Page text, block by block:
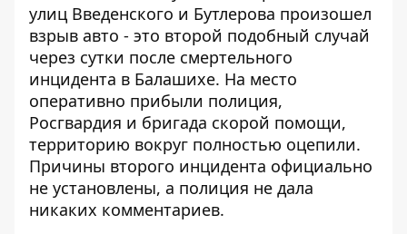
улиц Введенского и Бутлерова произошел
взрыв авто - это второй подобный случай
через сутки после смертельного
инцидента в Балашихе. На место
оперативно прибыли полиция,
Росгвардия и бригада скорой помощи,
территорию вокруг полностью оцепили.
Причины второго инцидента официально
не установлены, а полиция не дала
никаких комментариев.